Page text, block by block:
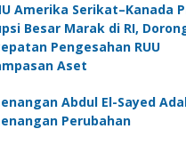
Amerika Serikat–Kanada
Besar Marak di RI,
Pengesahan RUU
Aset
Abdul El-Sayed
Perubahan